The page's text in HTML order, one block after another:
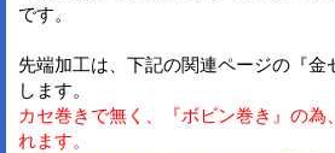
です。
先端加工は、下記の関連ページの『金
します。
カセ巻きで無く、『ボビン巻き』の為
れます。